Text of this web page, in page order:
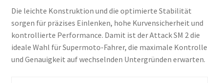
Die leichte Konstruktion und die optimierte Stabilität
sorgen für präzises Einlenken, hohe Kurvensicherheit und
kontrollierte Performance. Damit ist der Attack SM 2 die
ideale Wahl für Supermoto-Fahrer, die maximale Kontrolle
und Genauigkeit auf wechselnden Untergründen erwarten.